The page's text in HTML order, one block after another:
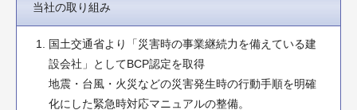
当社の取り組み
国土交通省より「災害時の事業継続力を備えている建
設会社」としてBCP認定を取得
地震・台風・火災などの災害発生時の行動手順を明確
化にした緊急時対応マニュアルの整備。